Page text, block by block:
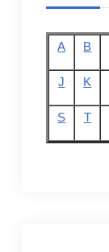
B
A
K
J
T
S